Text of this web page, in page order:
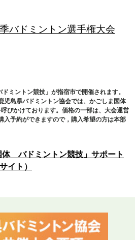
バドミントン選手権大会
ミントン競技」が指宿市で開催されます。
児島県バドミントン協会では、かごしま国体
びかけております。価格の一部は、大会運営
入予約ができますので，購入希望の方は本部
体 バドミントン競技」サポート
イト）